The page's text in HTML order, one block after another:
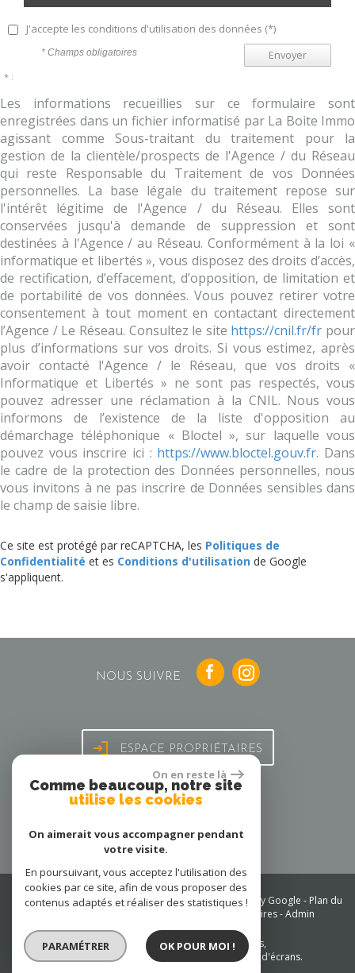
J'accepte les conditions d'utilisation des données (*)
Envoyer
* Champs obligatoires
* :
Les informations recueillies sur ce formulaire sont
enregistrées dans un fichier informatisé par La Boite Immo
agissant comme Sous-traitant du traitement pour la
gestion de la clientèle/prospects de l'Agence / du Réseau
qui reste Responsable du Traitement de vos Données
personnelles. La base légale du traitement repose sur
l'intérêt légitime de l'Agence / du Réseau. Elles sont
conservées jusqu'à demande de suppression et sont
destinées à l'Agence / au Réseau. Conformément à la loi «
informatique et libertés », vous disposez des droits d’accès,
de rectification, d’effacement, d’opposition, de limitation et
de portabilité de vos données. Vous pouvez retirer votre
consentement à tout moment en contactant directement
l’Agence / Le Réseau. Consultez le site https://cnil.fr/fr pour
plus d’informations sur vos droits. Si vous estimez, après
avoir contacté l'Agence / le Réseau, que vos droits «
Informatique et Libertés » ne sont pas respectés, vous
pouvez adresser une réclamation à la CNIL. Nous vous
informons de l’existence de la liste d'opposition au
démarchage téléphonique « Bloctel », sur laquelle vous
pouvez vous inscrire ici : https://www.bloctel.gouv.fr. Dans
le cadre de la protection des Données personnelles, nous
vous invitons à ne pas inscrire de Données sensibles dans
le champ de saisie libre.
Ce site est protégé par reCAPTCHA, les Politiques de
Confidentialité et es Conditions d'utilisation de Google
s'appliquent.
NOUS SUIVRE
ESPACE PROPRIÉTAIRES
© 2026 | Tous droits réservés | Traduction powered by Google - Plan du
Partenaires-Admin
Site internet compatible multi-supports,
un seul site adaptable à tous les types d'écrans.
On en reste là
Comme beaucoup, notre site
utilise les cookies
On aimerait vous accompagner pendant
votre visite.
En poursuivant, vous acceptez l'utilisation des
cookies par ce site, afin de vous proposer des
contenus adaptés et réaliser des statistiques !
PARAMÉTRER OK POUR MOI !